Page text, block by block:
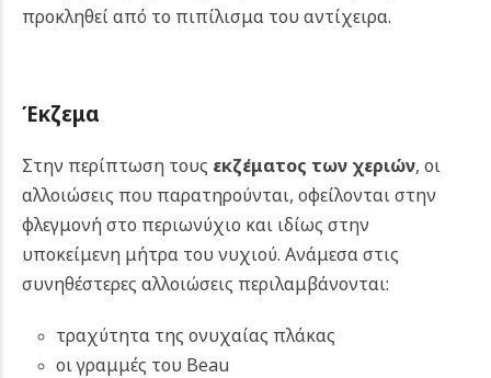
προκληθεί από το πιπίλισμα του αντίχειρα.
Έκζεμα
Στην περίπτωση τους εκζέματος των χεριών, οι
αλλοιώσεις που παρατηρούνται, οφείλονται στην
φλεγμονή στο περιωνύχιο και ιδίως στην
υποκείμενη μήτρα του νυχιού. Ανάμεσα στις
συνηθέστερες αλλοιώσεις περιλαμβάνονται:
τραχύτητα της ονυχαίας πλάκας
οι γραμμές του Beau